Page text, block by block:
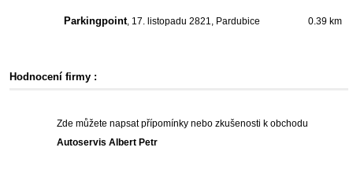
Parkingpoint, 17. listopadu 2821, Pardubice 0.39 km
Hodnocení firmy :
Zde můžete napsat přípomínky nebo zkušenosti k obchodu
Autoservis Albert Petr